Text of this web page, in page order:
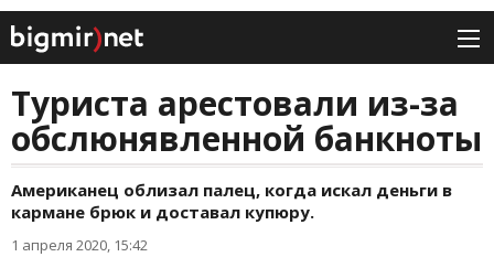
Туриста арестовали из-за
обслюнявленной банкноты
Американец облизал палец, когда искал деньги в
кармане брюк и доставал купюру.
1 апреля 2020, 15:42